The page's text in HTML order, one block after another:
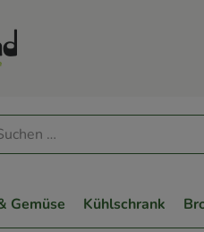
Gemüse Kühlschrank